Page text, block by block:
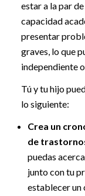
estar a la par
capacidad
presentar
graves, lo que
independiente
Tú y tu hijo
lo siguiente:
Crea un
de
puedas
junto con tu
establecer un